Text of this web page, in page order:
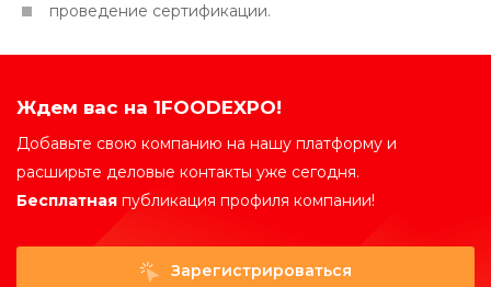
проведение сертификации.
Ждем вас на 1FOODEXPO!
Добавьте свою компанию на нашу платформу и
расширьте деловые контакты уже сегодня.
Бесплатная публикация профиля компании!
Зарегистрироваться